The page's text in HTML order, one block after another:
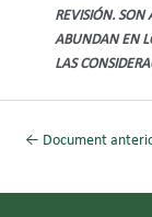
REVISIÓN. SON
ABUNDAN EN
LAS
← Document